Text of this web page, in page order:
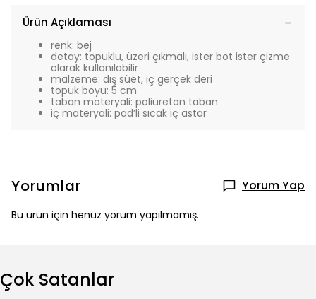
Ürün Açıklaması
renk: bej
detay: topuklu, üzeri çıkmalı, ister bot ister çizme
olarak kullanılabilir
malzeme: dış süet, iç gerçek deri
topuk boyu: 5 cm
taban materyali: poliüretan taban
iç materyali: pad’li sıcak iç astar
Yorumlar Yorum Yap
Bu ürün için henüz yorum yapılmamış.
Çok Satanlar